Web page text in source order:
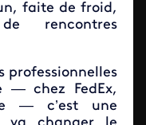
faite de froid,
rencontres
professionnelles
— chez FedEx,
— c’est une